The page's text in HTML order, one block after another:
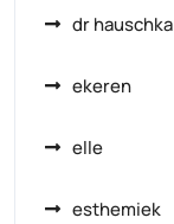
dr hauschka
ekeren
elle
esthemiek